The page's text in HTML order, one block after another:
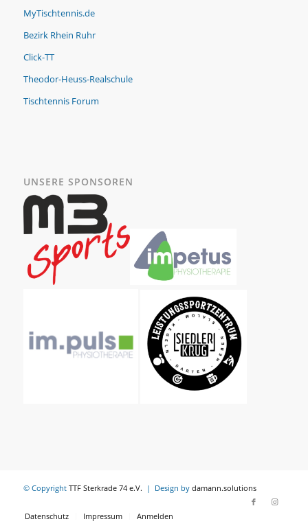
MyTischtennis.de
Bezirk Rhein Ruhr
Click-TT
Theodor-Heuss-Realschule
Tischtennis Forum
UNSERE SPONSOREN
© Copyright TTF Sterkrade 74 e.V. | Design by damann.solutions
Datenschutz Impressum Anmelden